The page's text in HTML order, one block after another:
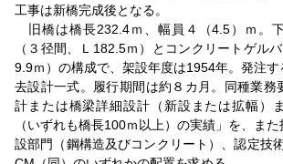
工事は新橋完成後となる。
旧橋は橋長232.4ｍ、幅員４（4.5）ｍ。
（３径間、Ｌ182.5ｍ）とコンクリートゲル
9.9ｍ）の構成で、架設年度は1954年。発注
去設計一式。履行期間は約８カ月。同種業務
計または橋梁詳細設計（新設または拡幅）
（いずれも橋長100ｍ以上）の実績」を、ま
設部門（鋼構造及びコンクリート）、認定技